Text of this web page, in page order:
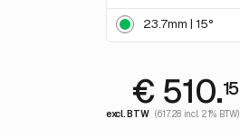
23.7mm | 15°
€ 510.15
excl. BTW (617.28 incl. 21% BTW)